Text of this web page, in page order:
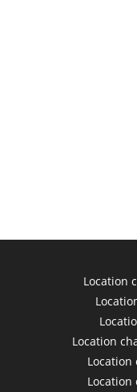
Location
Location
Location
Location